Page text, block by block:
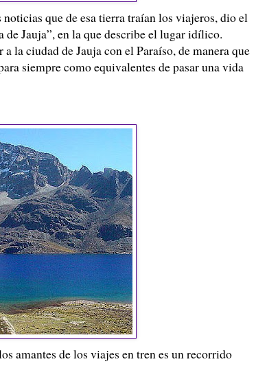
que de esa tierra traían los viajeros, dio el
Jauja”, en la que describe el lugar idílico.
la ciudad de Jauja con el Paraíso, de manera que
siempre como equivalentes de pasar una vida
amantes de los viajes en tren es un recorrido